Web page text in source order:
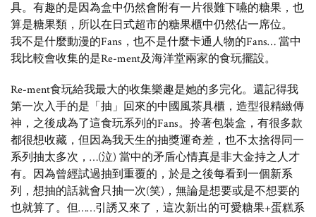
具。有趣的是因為盒中仍然會附有一片很難下嚥的糖果，也
算是糖果類，所以在日式超市的糖果櫃中仍然佔一席位。
我不是什麼動漫的Fans，也不是什麼卡通人物的Fans… 當中
我比較會收集的是Re-ment及海洋堂兩家的食玩擺設。
Re-ment食玩給我最大的收集樂趣是她的多完化。還記得我
第一次入手的是「抽」回來的中國風茶具櫃，造型很精緻傳
神，之後成為了這食玩系列的Fans。拎著包裝盒，有很多款
都很想收藏，但因為我天生的抽獎運奇差，也不太捨得同一
系列抽太多次，…(泣) 當中的矛盾心情真是非大金持之人才
有。因為曾經試過抽到重覆的，於是之後每看到一個新系
列，想抽的話就會只抽一次(笑)，無論是想要或是不想要的
也就算了。但……引誘又來了，這次新出的可愛糖果+蛋糕系